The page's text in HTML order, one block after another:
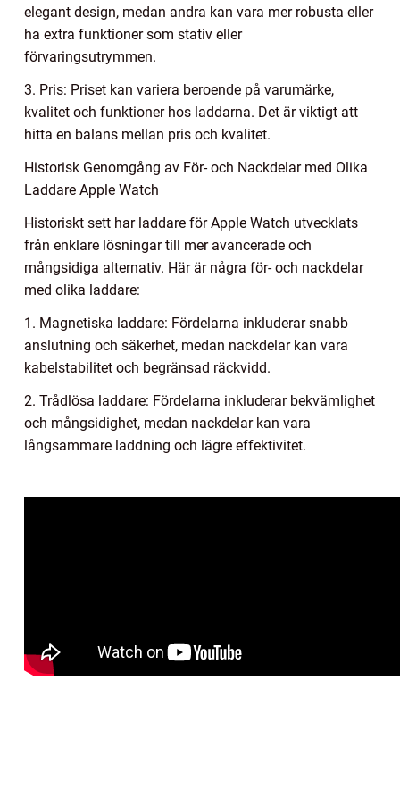
elegant design, medan andra kan vara mer robusta eller
ha extra funktioner som stativ eller
förvaringsutrymmen.
3. Pris: Priset kan variera beroende på varumärke,
kvalitet och funktioner hos laddarna. Det är viktigt att
hitta en balans mellan pris och kvalitet.
Historisk Genomgång av För- och Nackdelar med Olika
Laddare Apple Watch
Historiskt sett har laddare för Apple Watch utvecklats
från enklare lösningar till mer avancerade och
mångsidiga alternativ. Här är några för- och nackdelar
med olika laddare:
1. Magnetiska laddare: Fördelarna inkluderar snabb
anslutning och säkerhet, medan nackdelar kan vara
kabelstabilitet och begränsad räckvidd.
2. Trådlösa laddare: Fördelarna inkluderar bekvämlighet
och mångsidighet, medan nackdelar kan vara
långsammare laddning och lägre effektivitet.